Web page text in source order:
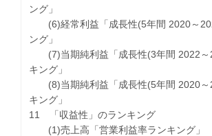
ング」
(6)経常利益「成長性(5年間 2020～
ング」
(7)当期純利益「成長性(3年間 2022～
キング」
(8)当期純利益「成長性(5年間 2020～
キング」
11 「収益性」のランキング
(1)売上高「営業利益率ランキング」